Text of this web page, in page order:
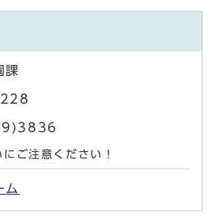
課
ご注意ください！
ム